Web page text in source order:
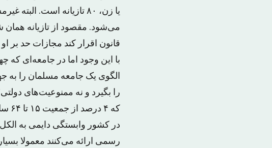
می‌شود. مقصود از تازیانه
قانون اقرار کند مجازات حد بر
با این وجود اما در
الگوی یک جامعه مسلمان را به
را بگیرد و نه ممنوعیت‌های
در کشور وابستگی دایمی به الکل
رسمی ارائه می‌کنند معمولا